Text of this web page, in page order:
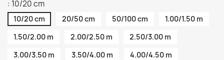
: 10/20 cm
10/20 cm 20/50 cm 50/100 cm
1.00/1.50 m
1.50/2.00 m
2.00/2.50 m
2.50/3.00 m
3.00/3.50 m
3.50/4.00 m
4.00/4.50 m